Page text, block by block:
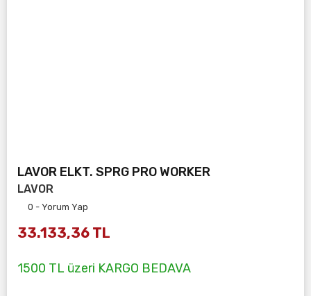
LAVOR ELKT. SPRG PRO WORKER
LAVOR
0 - Yorum Yap
33.133,36 TL
1500 TL üzeri KARGO BEDAVA